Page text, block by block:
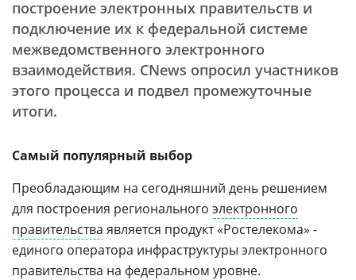
построение электронных правительств и
подключение их к федеральной системе
межведомственного электронного
взаимодействия. CNews опросил участников
этого процесса и подвел промежуточные
итоги.
Самый популярный выбор
Преобладающим на сегодняшний день решением
для построения регионального электронного
правительства является продукт «Ростелекома» -
единого оператора инфраструктуры электронного
правительства на федеральном уровне.